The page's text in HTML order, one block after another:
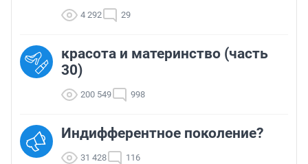
4 292 29
красота и материнство (часть
30)
200 549 998
Индифферентное поколение?
31 428 116